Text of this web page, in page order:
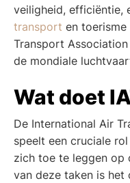
veiligheid, efficiëntie,
transport en
Transport
de mondiale
Wat doet
De International Air
speelt een cruciale
zich toe te leggen op
van deze taken is het